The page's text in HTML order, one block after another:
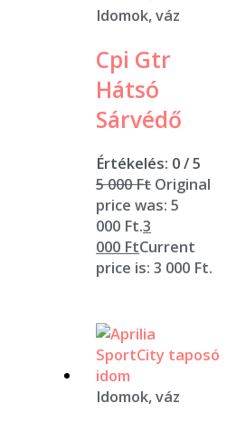
Idomok, váz
Cpi Gtr
Hátsó
Sárvédő
Értékelés: 0/ 5
5 000Ft Original
price was: 5
000 Ft.3
000 FtCurrent
price is: 3 000 Ft.
Idomok, váz